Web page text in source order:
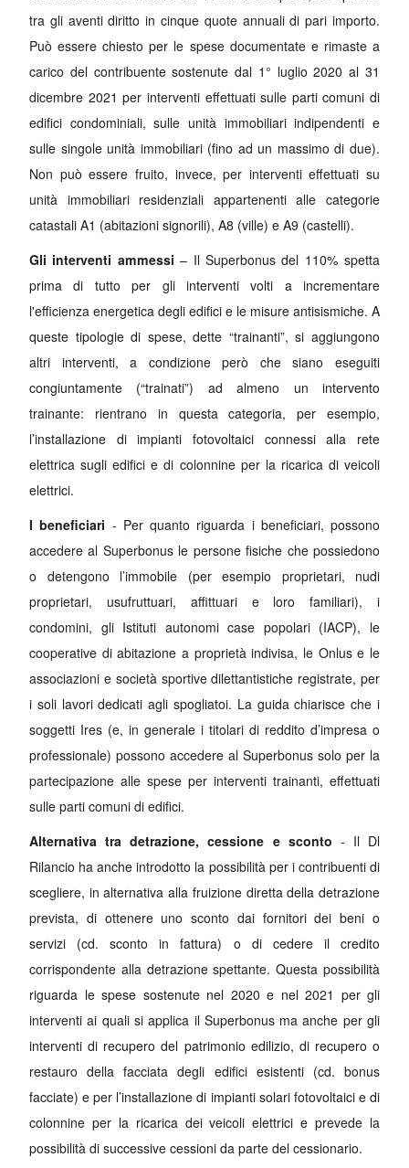
tra gli aventi diritto in cinque quote annuali di pari importo.
Può essere chiesto per le spese documentate e rimaste a
carico del contribuente sostenute dal 1° luglio 2020 al 31
dicembre 2021 per interventi effettuati sulle parti comuni di
edifici condominiali, sulle unità immobiliari indipendenti e
sulle singole unità immobiliari (fino ad un massimo di due).
Non può essere fruito, invece, per interventi effettuati su
unità immobiliari residenziali appartenenti alle categorie
catastali A1 (abitazioni signorili), A8 (ville) e A9 (castelli).
Gli interventi ammessi – Il Superbonus del 110% spetta
prima di tutto per gli interventi volti a incrementare
l'efficienza energetica degli edifici e le misure antisismiche. A
queste tipologie di spese, dette “trainanti”, si aggiungono
altri interventi, a condizione però che siano eseguiti
congiuntamente (“trainati”) ad almeno un intervento
trainante: rientrano in questa categoria, per esempio,
l’installazione di impianti fotovoltaici connessi alla rete
elettrica sugli edifici e di colonnine per la ricarica di veicoli
elettrici.
I beneficiari - Per quanto riguarda i beneficiari, possono
accedere al Superbonus le persone fisiche che possiedono
o detengono l’immobile (per esempio proprietari, nudi
proprietari, usufruttuari, affittuari e loro familiari), i
condomini, gli Istituti autonomi case popolari (IACP), le
cooperative di abitazione a proprietà indivisa, le Onlus e le
associazioni e società sportive dilettantistiche registrate, per
i soli lavori dedicati agli spogliatoi. La guida chiarisce che i
soggetti Ires (e, in generale i titolari di reddito d’impresa o
professionale) possono accedere al Superbonus solo per la
partecipazione alle spese per interventi trainanti, effettuati
sulle parti comuni di edifici.
Alternativa tra detrazione, cessione e sconto - Il Dl
Rilancio ha anche introdotto la possibilità per i contribuenti di
scegliere, in alternativa alla fruizione diretta della detrazione
prevista, di ottenere uno sconto dai fornitori dei beni o
servizi (cd. sconto in fattura) o di cedere il credito
corrispondente alla detrazione spettante. Questa possibilità
riguarda le spese sostenute nel 2020 e nel 2021 per gli
interventi ai quali si applica il Superbonus ma anche per gli
interventi di recupero del patrimonio edilizio, di recupero o
restauro della facciata degli edifici esistenti (cd. bonus
facciate) e per l’installazione di impianti solari fotovoltaici e di
colonnine per la ricarica dei veicoli elettrici e prevede la
possibilità di successive cessioni da parte del cessionario.